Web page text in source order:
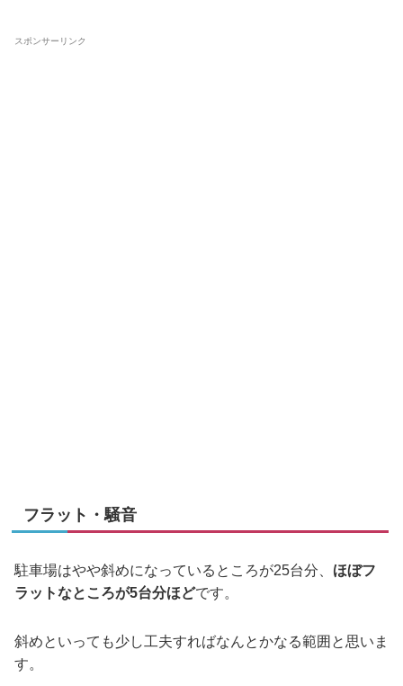
スポンサーリンク
フラット・騒音
駐車場はやや斜めになっているところが25台分、 ほぼフ
ラットなところが5台分ほどです。
斜めといっても少し工夫すればなんとかなる範囲と思いま
す。